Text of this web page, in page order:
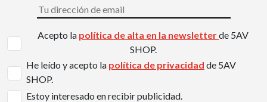
Acepto la política de alta en la newsletterde 5AV
SHOP.
He leído y acepto la política de privacidad de 5AV
SHOP.
Estoy interesado en recibir publicidad.